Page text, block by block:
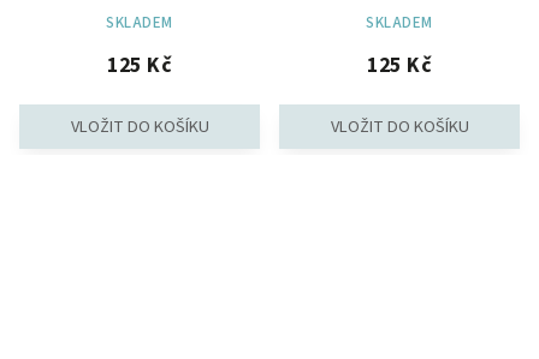
SKLADEM
125 Kč
SKLADEM
125 Kč